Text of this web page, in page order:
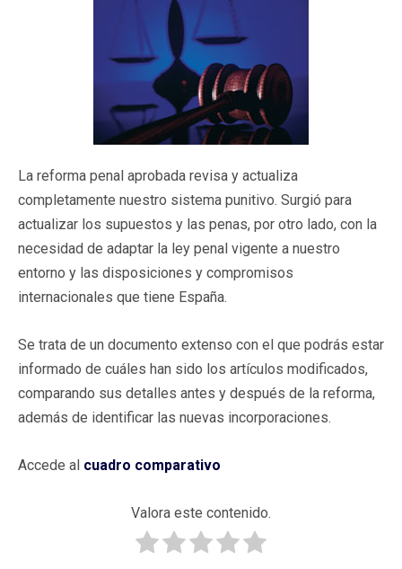
La reforma penal aprobada revisa y actualiza
completamente nuestro sistema punitivo. Surgió para
actualizar los supuestos y las penas, por otro lado, con la
necesidad de adaptar la ley penal vigente a nuestro
entorno y las disposiciones y compromisos
internacionales que tiene España.
Se trata de un documento extenso con el que podrás estar
informado de cuáles han sido los artículos modificados,
comparando sus detalles antes y después de la reforma,
además de identificar las nuevas incorporaciones.
Accede al cuadro comparativo
Valora este contenido.